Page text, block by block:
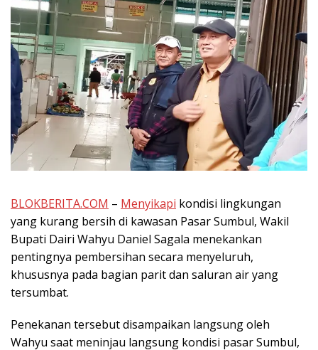
BLOKBERITA.COM – Menyikapi kondisi lingkungan
yang kurang bersih di kawasan Pasar Sumbul, Wakil
Bupati Dairi Wahyu Daniel Sagala menekankan
pentingnya pembersihan secara menyeluruh,
khususnya pada bagian parit dan saluran air yang
tersumbat.
Penekanan tersebut disampaikan langsung oleh
Wahyu saat meninjau langsung kondisi pasar Sumbul,